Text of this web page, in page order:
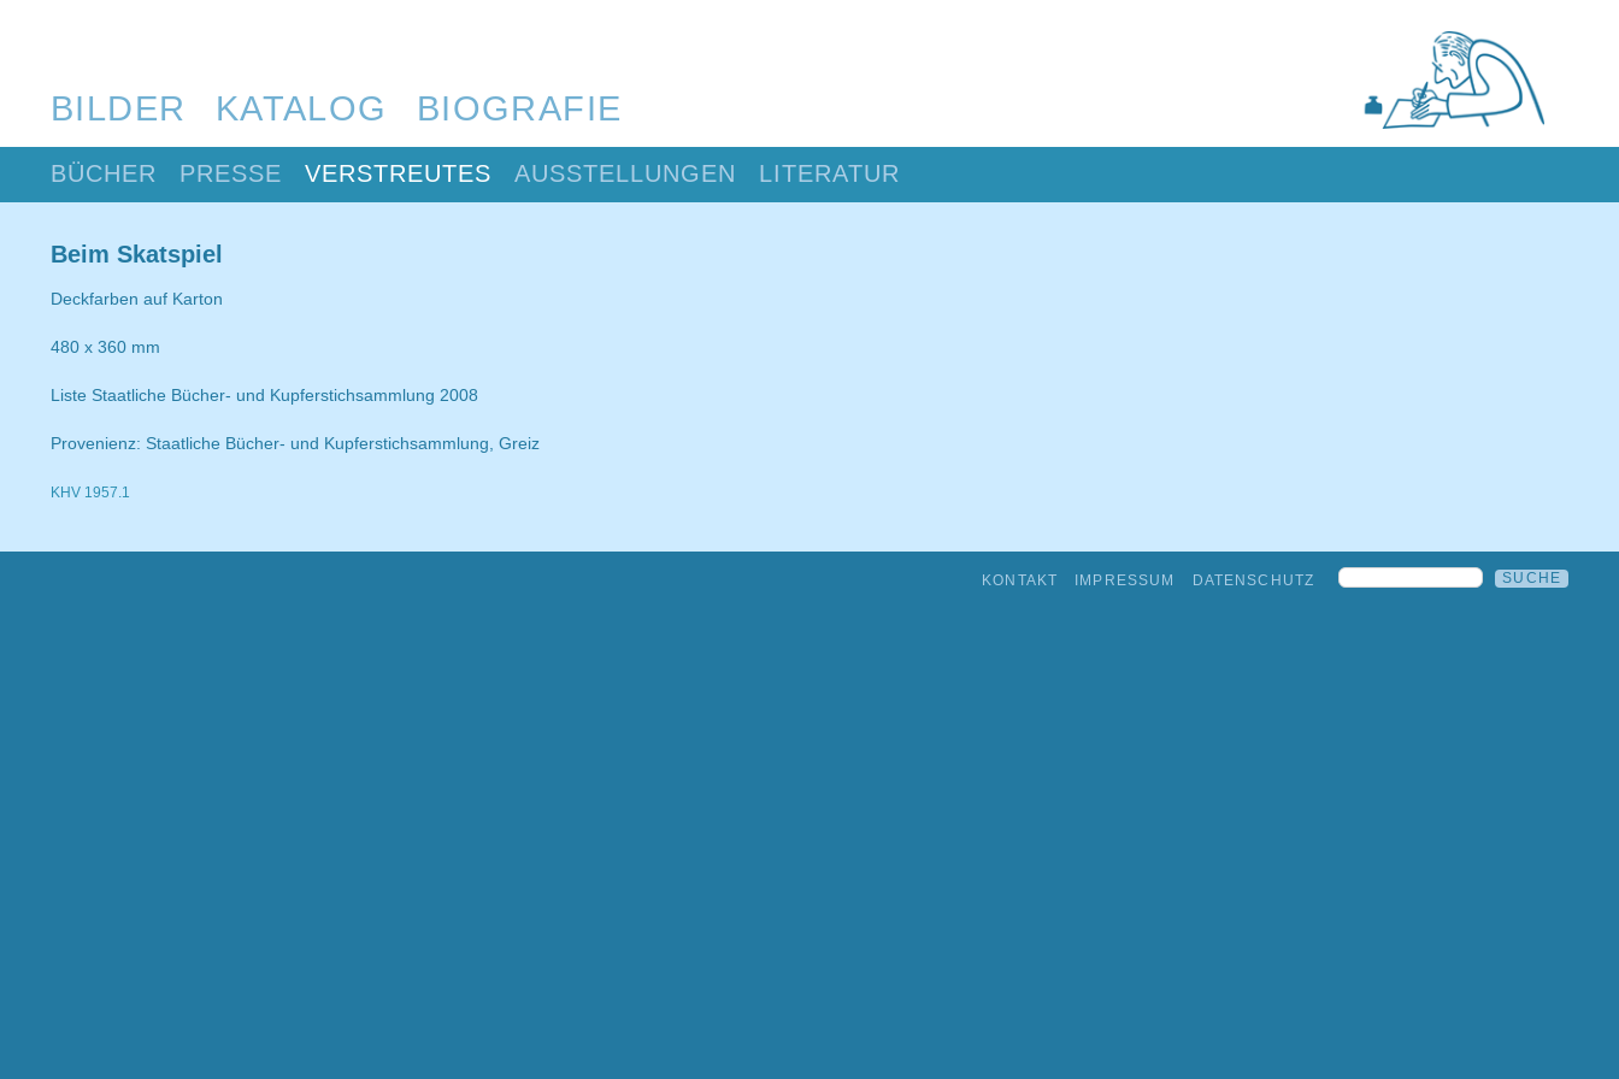
BILDER KATALOG BIOGRAFIE
BÜCHER PRESSE VERSTREUTES AUSSTELLUNGEN LITERATUR
Beim Skatspiel
Deckfarben auf Karton
480 x 360 mm
Liste Staatliche Bücher- und Kupferstichsammlung 2008
Provenienz: Staatliche Bücher- und Kupferstichsammlung, Greiz
KHV 1957.1
KONTAKT IMPRESSUM DATENSCHUTZ